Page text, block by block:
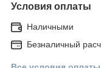
Условия оплаты
Наличными
Безналичный